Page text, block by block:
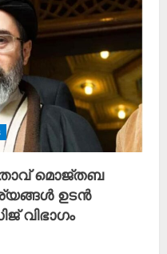
മൊജ്തബ
ഉടൻ
വിഭാഗം